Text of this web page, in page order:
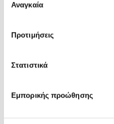
συγκατάθεσης
Αναγκαία
Προτιμήσεις
Στατιστικά
Εμπορικής προώθησης